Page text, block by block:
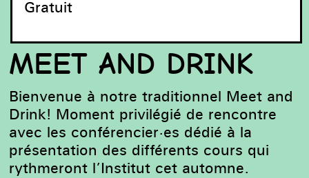
Gratuit
MEET AND DRINK
Bienvenue à notre traditionnel Meet and
Drink! Moment privilégié de rencontre
avec les conférencier·es dédié à la
présentation des différents cours qui
rythmeront l’Institut cet automne.